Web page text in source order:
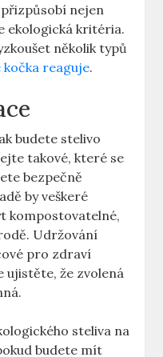
nejen
ekologická kritéria.
několik typů
kočka reaguje.
budete stelivo
takové, které se
bezpečně
by veškeré
kompostovatelné,
Udržování
pro zdraví
ujistěte, že zvolená
steliva na
budete mít